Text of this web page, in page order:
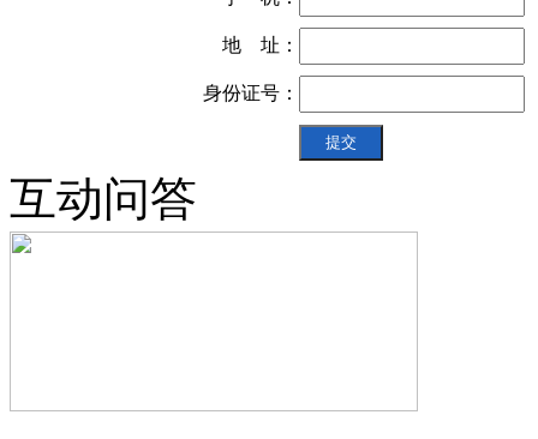
地 址：
身份证号：
互动问答